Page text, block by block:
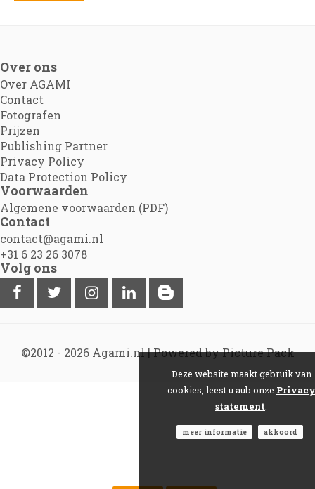
Over ons
Over AGAMI
Contact
Fotografen
Prijzen
Publishing Partner
Privacy Policy
Data Protection Policy
Voorwaarden
Algemene voorwaarden (PDF)
Contact
contact@agami.nl
+31 6 23 26 3078
Volg ons
©2012 - 2026 Agami.nl|Powered by Picture Pack
Deze website maakt gebruik van
cookies, leest u aub onze Privacy
statement
meer informatie akkoord